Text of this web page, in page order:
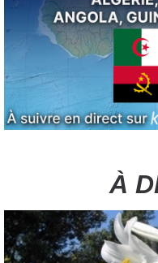
À